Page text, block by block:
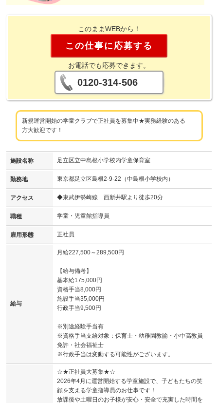
このままWEBから！
この仕事に応募する
お電話でも応募できます。
0120-314-506
新規運営開始の学童クラブで正社員を募集中★実務経験のある
方大歓迎です！
施設名称 足立区立中島根小学校内学童保育室
勤務地 東京都足立区島根2-9-22（中島根小学校内）
アクセス ◆東武伊勢崎線 西新井駅より徒歩20分
職種 学童・児童館指導員
雇用形態 正社員
給与
月給227,500～289,500円
【給与備考】
基本給175,000円
資格手当8,000円
施設手当35,000円
行政手当9,500円
※別途経験手当有
※資格手当支給対象：保育士・幼稚園教諭・小中高教員
免許・社会福祉士
※行政手当は変動する可能性がございます。
☆★正社員大募集★☆
2026年4月に運営開始する学童施設で、子どもたちの笑
顔を支える学童指導員のお仕事です！
放課後や土曜日のお子様が安心・安全で充実した時間を